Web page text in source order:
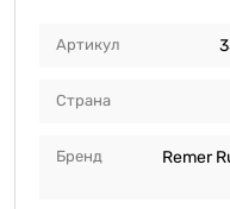
Артикул
Страна
Бренд Remer